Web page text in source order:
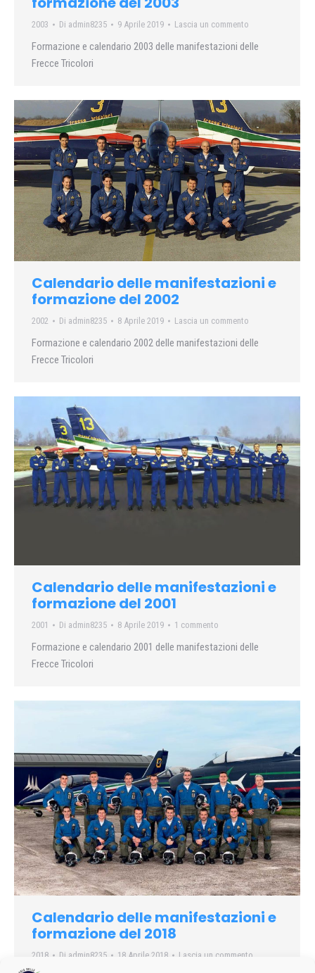
2003 Di admin8235 9 Aprile 2019 Lascia un commento
Formazione e calendario 2003 delle manifestazioni delle
Frecce Tricolori
Calendario delle manifestazioni e
formazione del 2002
2002 Di admin8235 8 Aprile 2019 Lascia un commento
Formazione e calendario 2002 delle manifestazioni delle
Frecce Tricolori
Calendario delle manifestazioni e
formazione del 2001
2001 Di admin8235 8 Aprile 2019 1 commento
Formazione e calendario 2001 delle manifestazioni delle
Frecce Tricolori
Calendario delle manifestazioni e
formazione del 2018
2018 Di admin8235 18 Aprile 2018 Lascia un commento